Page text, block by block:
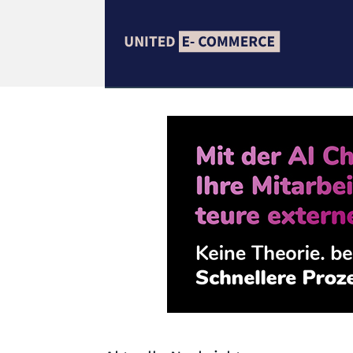
united